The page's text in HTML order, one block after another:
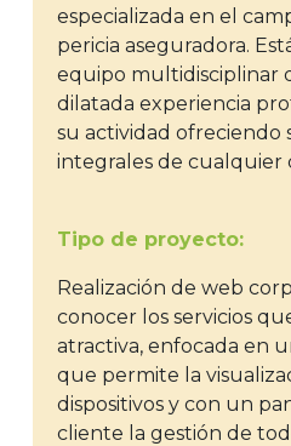
especializada en el
pericia aseguradora.
equipo multidisciplinar
dilatada experiencia
su actividad ofreciendo
integrales de cualquier
Tipo de proyecto:
Realización de web
conocer los servicios
atractiva, enfocada en
que permite la
dispositivos y con un
cliente la gestión de